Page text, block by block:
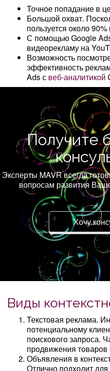
Точное попадание в
Большой охват.
пользуется около
С помощью Google
видеорекламу на
Возможность
эффективность
Ads с веб-аналитикой
Получите
Эксперты MAVR всегда
вопросам развития
Хочу
Виды
Текстовая реклама.
потенциальному
поискового запроса.
продвижения товаров
Объявления в
Отлично подходит